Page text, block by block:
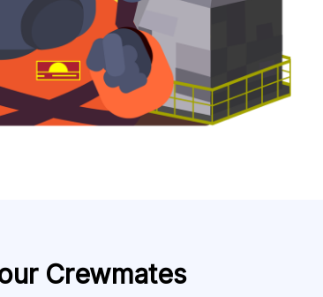
Crewmates